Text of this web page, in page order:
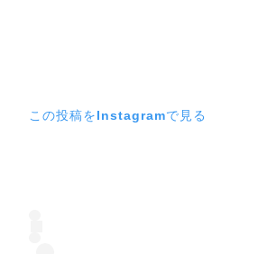
この投稿をInstagramで見る